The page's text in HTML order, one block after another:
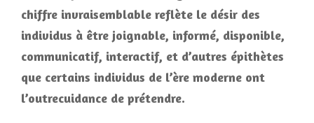
chiffre invraisemblable reflète le désir des
individus à être joignable, informé, disponible,
communicatif, interactif, et d’autres épithètes
que certains individus de l’ère moderne ont
l’outrecuidance de prétendre.